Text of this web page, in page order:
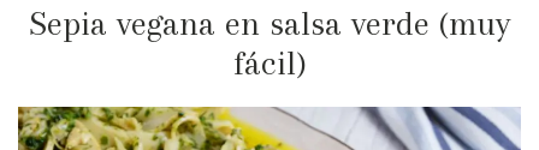
Sepia vegana en salsa verde (muy
fácil)